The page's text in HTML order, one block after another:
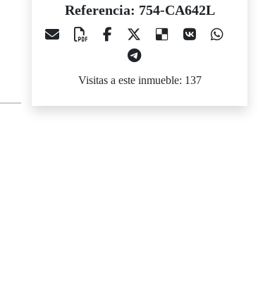
Referencia: 754-CA642L
Visitas a este inmueble: 137